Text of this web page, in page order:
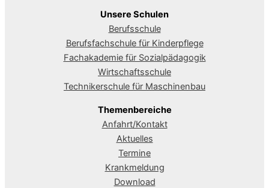
Unsere Schulen
Berufsschule
Berufsfachschule für Kinderpflege
Fachakademie für Sozialpädagogik
Wirtschaftsschule
Technikerschule für Maschinenbau
Themenbereiche
Anfahrt/Kontakt
Aktuelles
Termine
Krankmeldung
Download